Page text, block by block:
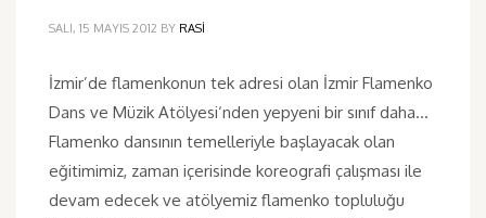
SALI, 15 MAYIS 2012 BY RASI
İzmir’de flamenkonun tek adresi olan İzmir Flamenko
Dans ve Müzik Atölyesi‘nden yepyeni bir sınıf daha…
Flamenko dansının temelleriyle başlayacak olan
eğitimimiz, zaman içerisinde koreografi çalışması ile
devam edecek ve atölyemiz flamenko topluluğu